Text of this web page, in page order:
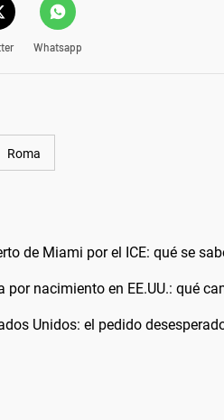
Whatsapp
Roma
de Miami por el ICE: qué se
nacimiento en EE.UU.: qué
Unidos: el pedido